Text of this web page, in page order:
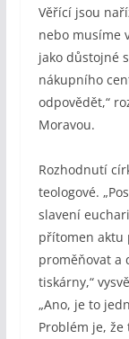
Věřící jsou
nebo musíme
jako důstojné
nákupního
odpovědět,“
Moravou.
Rozhodnutí
teologové.
slavení
přítomen aktu
proměňovat a
tiskárny,“
„Ano, je to
Problém je,